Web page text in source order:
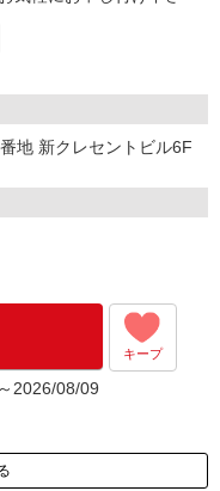
地 新クレセントビル6F
キープ
2026/08/09